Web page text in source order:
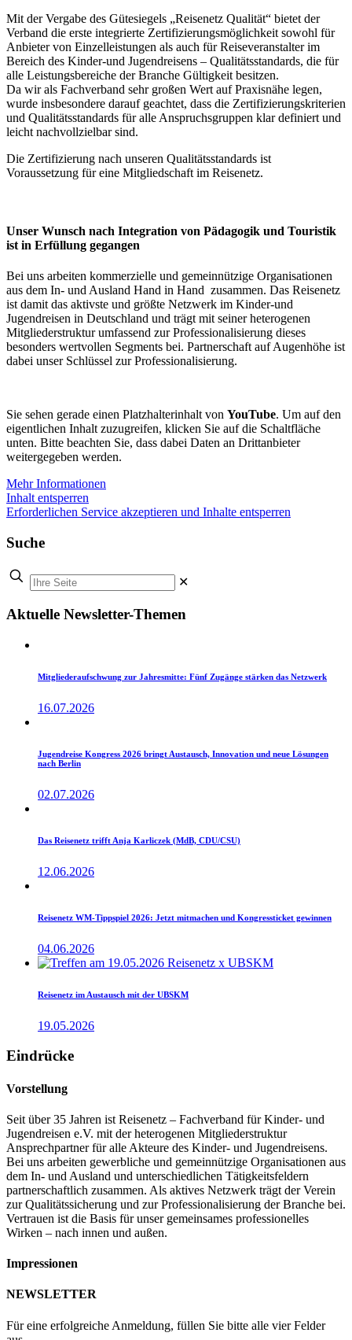
Mit der Vergabe des Gütesiegels „Reisenetz Qualität“ bietet der
Verband die erste integrierte Zertifizierungsmöglichkeit sowohl für
Anbieter von Einzelleistungen als auch für Reiseveranstalter im
Bereich des Kinder-und Jugendreisens – Qualitätsstandards, die für
alle Leistungsbereiche der Branche Gültigkeit besitzen.
Da wir als Fachverband sehr großen Wert auf Praxisnähe legen,
wurde insbesondere darauf geachtet, dass die Zertifizierungskriterien
und Qualitätsstandards für alle Anspruchsgruppen klar definiert und
leicht nachvollzielbar sind.
Die Zertifizierung nach unseren Qualitätsstandards ist
Voraussetzung für eine Mitgliedschaft im Reisenetz.
Unser Wunsch nach Integration von Pädagogik und Touristik
ist in Erfüllung gegangen
Bei uns arbeiten kommerzielle und gemeinnützige Organisationen
aus dem In- und Ausland Hand in Hand zusammen. Das Reisenetz
ist damit das aktivste und größte Netzwerk im Kinder-und
Jugendreisen in Deutschland und trägt mit seiner heterogenen
Mitgliederstruktur umfassend zur Professionalisierung dieses
besonders wertvollen Segments bei. Partnerschaft auf Augenhöhe ist
dabei unser Schlüssel zur Professionalisierung.
Sie sehen gerade einen Platzhalterinhalt von YouTube. Um auf den
eigentlichen Inhalt zuzugreifen, klicken Sie auf die Schaltfläche
unten. Bitte beachten Sie, dass dabei Daten an Drittanbieter
weitergegeben werden.
Mehr Informationen
Inhalt entsperren
Erforderlichen Service akzeptieren und Inhalte entsperren
Suche
✕
Aktuelle Newsletter-Themen
Mitgliederaufschwung zur Jahresmitte: Fünf Zugänge stärken das Netzwerk
16.07.2026
Jugendreise Kongress 2026 bringt Austausch, Innovation und neue Lösungen
nach Berlin
02.07.2026
Das Reisenetz trifft Anja Karliczek (MdB, CDU/CSU)
12.06.2026
Reisenetz WM-Tippspiel 2026: Jetzt mitmachen und Kongressticket gewinnen
04.06.2026
Reisenetz im Austausch mit der UBSKM
19.05.2026
Eindrücke
Vorstellung
Seit über 35 Jahren ist Reisenetz – Fachverband für Kinder- und
Jugendreisen e.V. mit der heterogenen Mitgliederstruktur
Ansprechpartner für alle Akteure des Kinder- und Jugendreisens.
Bei uns arbeiten gewerbliche und gemeinnützige Organisationen aus
dem In- und Ausland und unterschiedlichen Tätigkeitsfeldern
partnerschaftlich zusammen. Als aktives Netzwerk trägt der Verein
zur Qualitätssicherung und zur Professionalisierung der Branche bei.
Vertrauen ist die Basis für unser gemeinsames professionelles
Wirken – nach innen und außen.
Impressionen
NEWSLETTER
Für eine erfolgreiche Anmeldung, füllen Sie bitte alle vier Felder